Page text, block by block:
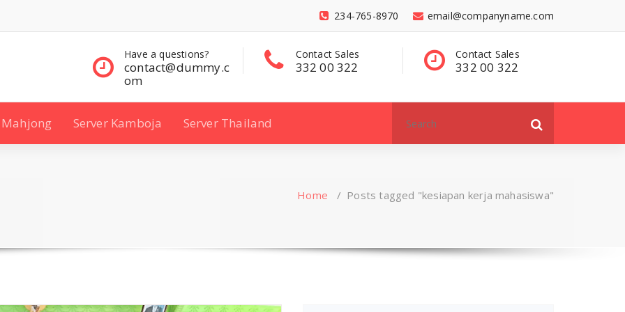
email@companyname.com
234-765-8970
Contact Sales
332 00 322
Contact Sales
332 00 322
Have a questions?
contact@dummy
Mahjong Server Kamboja Server Thailand
for:
Home / Posts tagged "kesiapan kerja mahasiswa"